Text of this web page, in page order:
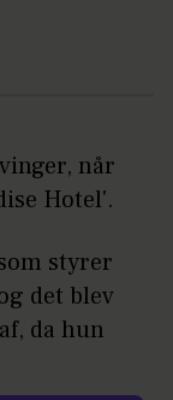
når
Hotel'.
styrer
det blev
da hun